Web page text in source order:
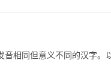
但意义不同的汉字。以“